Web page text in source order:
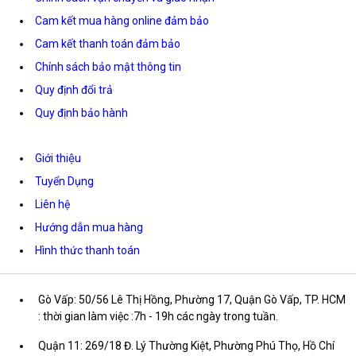
Cam kết mua hàng online đảm bảo
Cam kết thanh toán đảm bảo
Chính sách bảo mật thông tin
Quy định đổi trả
Quy định bảo hành
Giới thiệu
Tuyển Dụng
Liên hệ
Hướng dẫn mua hàng
Hình thức thanh toán
Gò Vấp: 50/56 Lê Thị Hồng, Phường 17, Quận Gò Vấp, TP. HCM
: thời gian làm việc :7h - 19h các ngày trong tuần.
Quận 11: 269/18 Đ. Lý Thường Kiệt, Phường Phú Thọ, Hồ Chí